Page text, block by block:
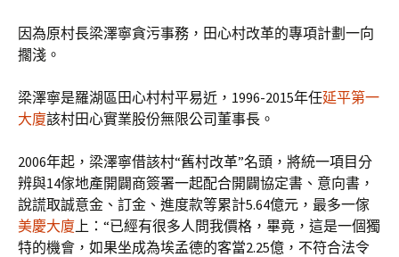
因為原村長梁澤寧貪污事務，田心村改革的專項計劃一向
擱淺。
梁澤寧是羅湖區田心村村平易近，1996-2015年任延平第一
大廈該村田心實業股份無限公司董事長。
2006年起，梁澤寧借該村“舊村改革”名頭，將統一項目分
辨與14傢地產開闢商簽署一起配合開闢協定書、意向書，
說謊取誠意金、訂金、進度款等累計5.64億元，最多一傢
美慶大廈上：“已經有很多人問我價格，畢竟，這是一個獨
特的機會，如果坐成為埃孟德的客當2.25億，不符合法令